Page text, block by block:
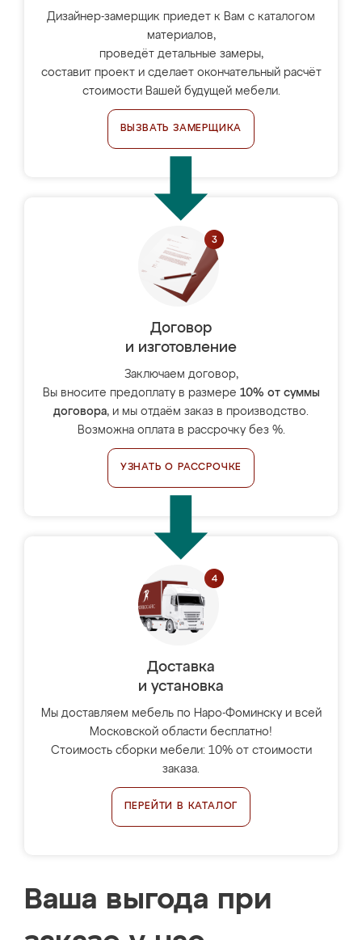
Дизайнер-замерщик приедет к Вам с каталогом
материалов,
проведёт детальные замеры,
составит проект и сделает окончательный расчёт
стоимости Вашей будущей мебели.
ВЫЗВАТЬ ЗАМЕРЩИКА
Договор
и изготовление
Заключаем договор,
Вы вносите предоплату в размере 10% от суммы
договора, и мы отдаём заказ в производство.
Возможна оплата в рассрочку без %.
УЗНАТЬ О РАССРОЧКЕ
Доставка
и установка
Мы доставляем мебель по Наро-Фоминску и всей
Московской области бесплатно!
Стоимость сборки мебели: 10% от стоимости
заказа.
ПЕРЕЙТИ В КАТАЛОГ
Ваша выгода при